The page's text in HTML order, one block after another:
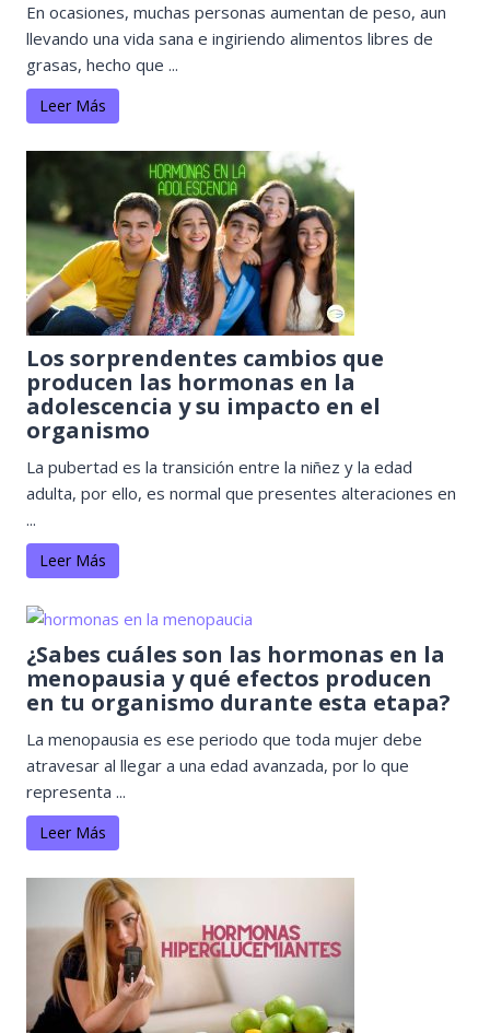
En ocasiones, muchas personas aumentan de peso, aun
llevando una vida sana e ingiriendo alimentos libres de
grasas, hecho que ...
Leer Más
Los sorprendentes cambios que
producen las hormonas en la
adolescencia y su impacto en el
organismo
La pubertad es la transición entre la niñez y la edad
adulta, por ello, es normal que presentes alteraciones en
...
Leer Más
¿Sabes cuáles son las hormonas en la
menopausia y qué efectos producen
en tu organismo durante esta etapa?
La menopausia es ese periodo que toda mujer debe
atravesar al llegar a una edad avanzada, por lo que
representa ...
Leer Más